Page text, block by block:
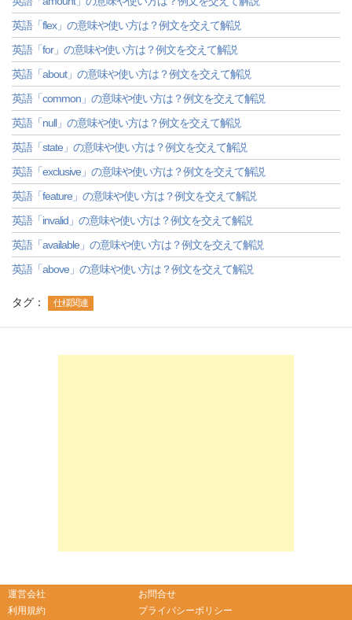
英語「flex」の意味や使い方は？例文を交えて解説
英語「for」の意味や使い方は？例文を交えて解説
英語「about」の意味や使い方は？例文を交えて解説
英語「common」の意味や使い方は？例文を交えて解説
英語「null」の意味や使い方は？例文を交えて解説
英語「state」の意味や使い方は？例文を交えて解説
英語「exclusive」の意味や使い方は？例文を交えて解説
英語「feature」の意味や使い方は？例文を交えて解説
英語「invalid」の意味や使い方は？例文を交えて解説
英語「available」の意味や使い方は？例文を交えて解説
英語「above」の意味や使い方は？例文を交えて解説
タグ： 仕様関連
運営会社
お問合せ
利用規約
プライバシーポリシー